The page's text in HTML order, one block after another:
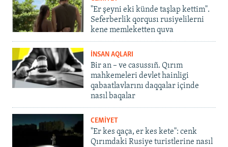
"Er şeyni eki künde taşlap kettim".
Seferberlik qorqusı rusiyelilerni
kene memleketten quva
İNSAN AQLARI
Bir an – ve casussıñ. Qırım
mahkemeleri devlet hainligi
qabaatlavlarını daqqalar içinde
nasıl baqalar
CEMİYET
"Er kes qaça, er kes kete": cenk
Qırımdaki Rusiye turistlerine nasıl